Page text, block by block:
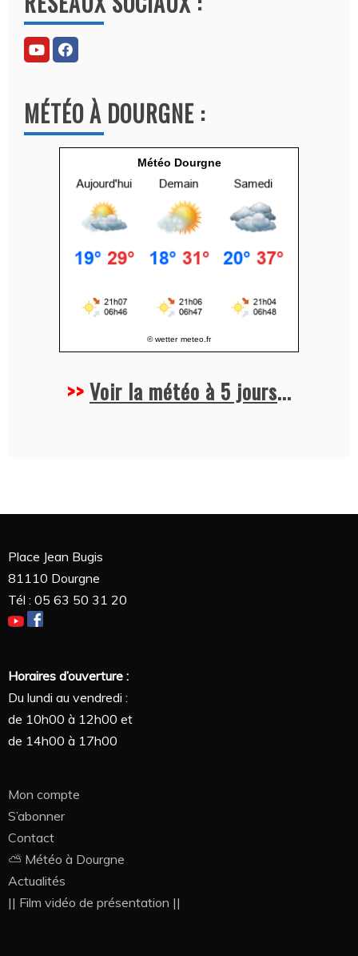
e
r
n
t
i
MÉTÉO À DOURGNE :
Météo Dourgne
© wetter meteo.fr
>>Voir la météo à 5 jours...
Place Jean Bugis
81110 Dourgne
Tél : 05 63 50 31 20
Horaires d’ouverture :
Du lundi au vendredi :
de 10h00 à 12h00 et
de 14h00 à 17h00
Mon compte
S’abonner
Contact
⛅ Météo à Dourgne
Actualités
|| Film vidéo de présentation ||